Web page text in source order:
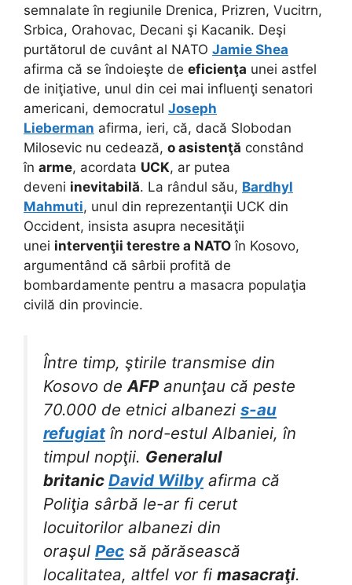
semnalate în regiunile Drenica, Prizren, Vucitrn,
Srbica, Orahovac, Decani şi Kacanik. Deşi
purtătorul de cuvânt al NATO Jamie Shea
afirma că se îndoieşte de eficienţa unei astfel
de iniţiative, unul din cei mai influenţi senatori
americani, democratul Joseph
Lieberman afirma, ieri, că, dacă Slobodan
Milosevic nu cedează, o asistenţă constând
în arme, acordata UCK, ar putea
deveni inevitabilă. La rândul său, Bardhyl
Mahmuti, unul din reprezentanţii UCK din
Occident, insista asupra necesităţii
unei intervenţii terestre a NATO în Kosovo,
argumentând că sârbii profită de
bombardamente pentru a masacra populaţia
civilă din provincie.
Între timp, ştirile transmise din
Kosovo de AFPanunţau că peste
70.000 de etnici albanezi s-au
refugiat în nord-estul Albaniei, în
timpul nopţii. Generalul
britanic David Wilbyafirma că
Poliţia sârbă le-ar fi cerut
locuitorilor albanezi din
oraşul Pec să părăsească
localitatea, altfel vor fi masacraţi.